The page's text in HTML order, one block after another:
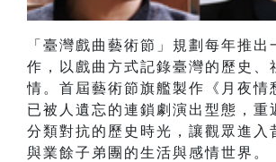
「臺灣戲曲藝術節」規劃每年推出
作，以戲曲方式記錄臺灣的歷史、
情。首屆藝術節旗艦製作《月夜情
已被人遺忘的連鎖劇演出型態，重
分類對抗的歷史時光，讓觀眾進入
與業餘子弟團的生活與感情世界。